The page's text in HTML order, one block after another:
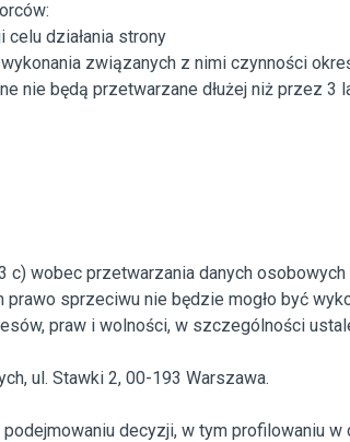
działania strony
związanych z nimi czynności
nie będą przetwarzane dłużej niż przez 3
wobec przetwarzania danych
sprzeciwu nie będzie mogło być
praw i wolności, w szczególności
ul. Stawki 2, 00-193 Warszawa.
decyzji, w tym profilowaniu w